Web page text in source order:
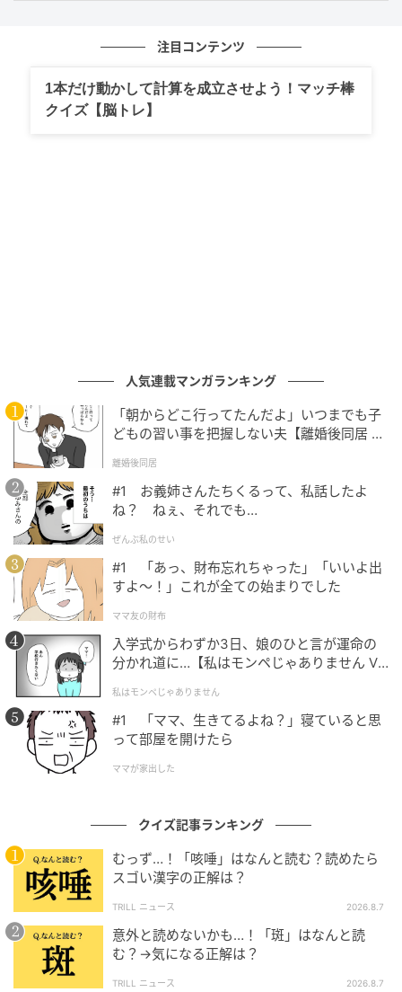
私たちの周りには本当にたくさんの言葉が存在してい
株式会社キュービックは、さまざまな場面でご利用い
ただけるクイズ問題のご提供、クイズイベントの構築
を主な業務とする 日本初の「クイズの総合商社」で
す。クイズに関することなら何でもお気軽にご相談く
ださい。
次の記事
【脳トレ】「鋼」の中に1つだけ違う漢字が！
→何秒で探し出せる？【漢字間違い探し】
注目コンテンツ
1本だけ動かして計算を成立させよう！マッチ棒
クイズ【脳トレ】
人気連載マンガランキング
「朝からどこ行ってたんだよ」いつまでも子
どもの習い事を把握しない夫【離婚後同居 Vo
離婚後同居
#1 お義姉さんたちくるって、私話したよ
ね？ ねぇ、それでも…
ぜんぶ私のせい
#1 「あっ、財布忘れちゃった」「いいよ出
すよ〜！」これが全ての始まりでした
ママ友の財布
入学式からわずか3日、娘のひと言が運命の
分かれ道に…【私はモンペじゃありません Vo
私はモンペじゃありません
#1 「ママ、生きてるよね？」寝ていると思
って部屋を開けたら
ママが家出した
クイズ記事ランキング
むっず…！「咳唾」はなんと読む？読めたら
スゴい漢字の正解は？
TRILL ニュース 2026.8.7
意外と読めないかも…！「斑」はなんと読
む？→気になる正解は？
TRILL ニュース 2026.8.7